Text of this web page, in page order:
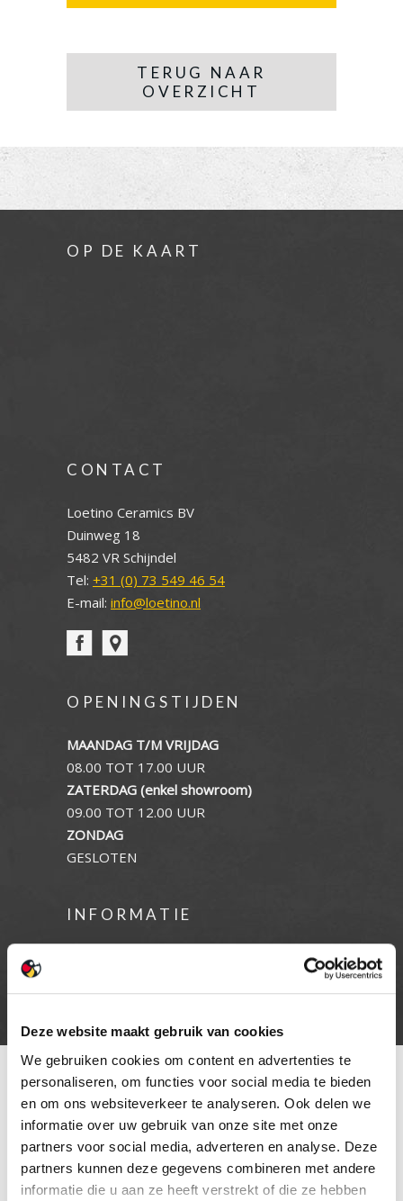
Deze website maakt gebruik van cookies
We gebruiken cookies om content en advertenties te
personaliseren, om functies voor social media te bieden
en om ons websiteverkeer te analyseren. Ook delen we
informatie over uw gebruik van onze site met onze
partners voor social media, adverteren en analyse. Deze
partners kunnen deze gegevens combineren met andere
informatie die u aan ze heeft verstrekt of die ze hebben
TERUG NAAR
OVERZICHT
OP DE KAART
CONTACT
Loetino Ceramics BV
Duinweg 18
5482 VR Schijndel
Tel: +31 (0) 73 549 46 54
E-mail: info@loetino.nl
OPENINGSTIJDEN
MAANDAG T/M VRIJDAG
08.00 TOT 17.00 UUR
ZATERDAG (enkel showroom)
09.00 TOT 12.00 UUR
ZONDAG
GESLOTEN
INFORMATIE